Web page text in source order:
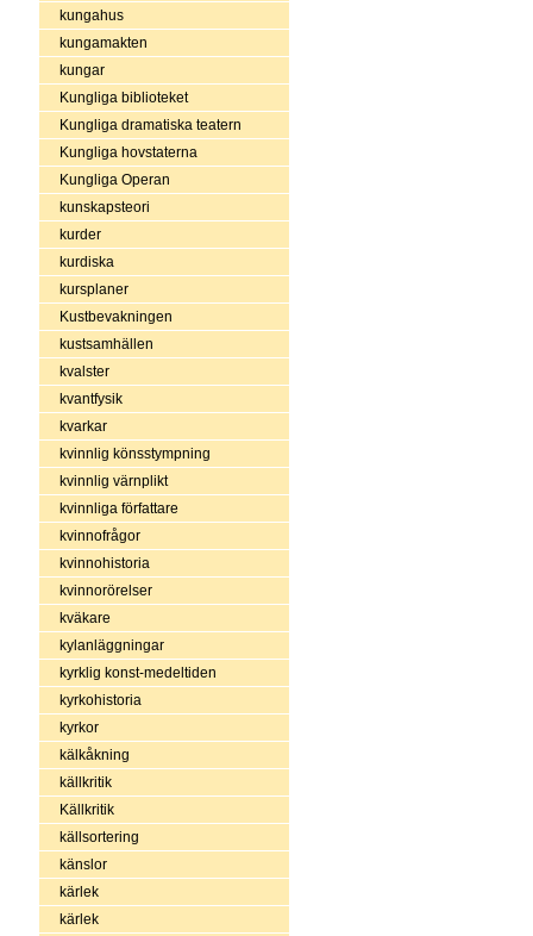
kungahus
kungamakten
kungar
Kungliga biblioteket
Kungliga dramatiska teatern
Kungliga hovstaterna
Kungliga Operan
kunskapsteori
kurder
kurdiska
kursplaner
Kustbevakningen
kustsamhällen
kvalster
kvantfysik
kvarkar
kvinnlig könsstympning
kvinnlig värnplikt
kvinnliga författare
kvinnofrågor
kvinnohistoria
kvinnorörelser
kväkare
kylanläggningar
kyrklig konst-medeltiden
kyrkohistoria
kyrkor
kälkåkning
källkritik
Källkritik
källsortering
känslor
kärlek
kärlek